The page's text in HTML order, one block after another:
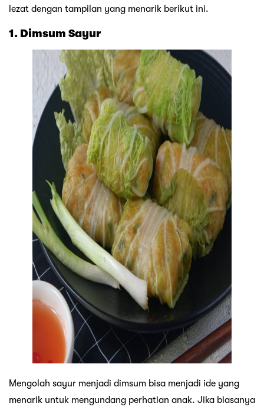
lezat dengan tampilan yang menarik berikut ini.
1. Dimsum Sayur
Mengolah sayur menjadi dimsum bisa menjadi ide yang
menarik untuk mengundang perhatian anak. Jika biasanya